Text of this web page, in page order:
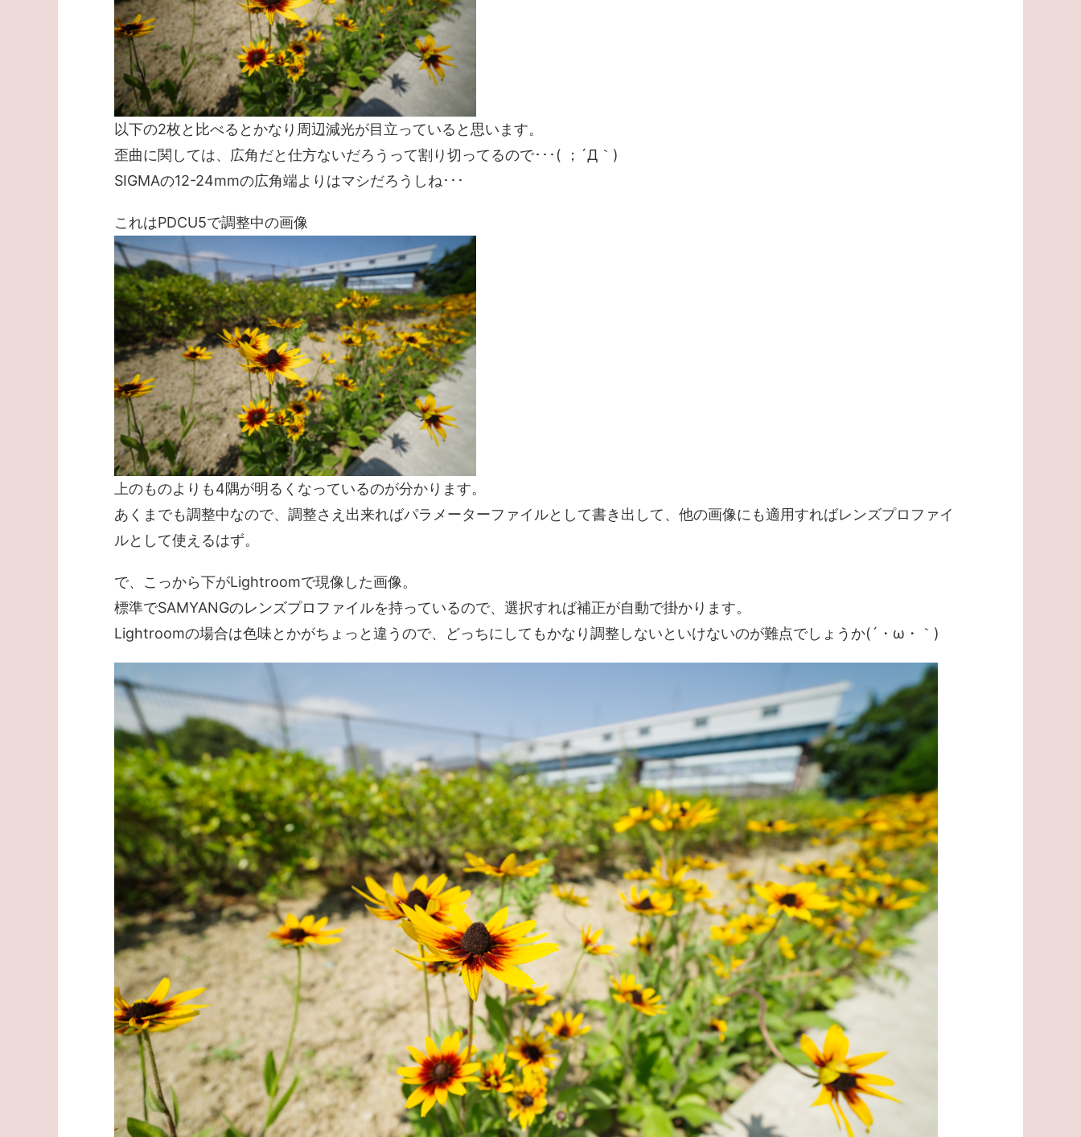
以下の2枚と比べるとかなり周辺減光が目立っていると思います。
歪曲に関しては、広角だと仕方ないだろうって割り切ってるので･･･( ；´Д｀)
SIGMAの12-24mmの広角端よりはマシだろうしね･･･
これはPDCU5で調整中の画像
上のものよりも4隅が明るくなっているのが分かります。
あくまでも調整中なので、調整さえ出来ればパラメーターファイルとして書き出して、他の画像にも適用すればレンズプロファイ
ルとして使えるはず。
で、こっから下がLightroomで現像した画像。
標準でSAMYANGのレンズプロファイルを持っているので、選択すれば補正が自動で掛かります。
Lightroomの場合は色味とかがちょっと違うので、どっちにしてもかなり調整しないといけないのが難点でしょうか(´・ω・｀)